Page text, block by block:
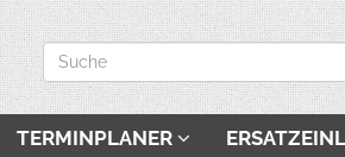
TERMINPLANER